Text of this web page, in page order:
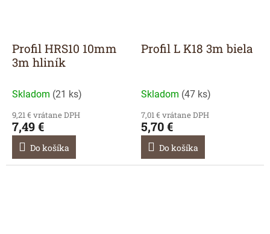
Profil HRS10 10mm
3m hliník
Skladom (21 ks)
9,21 € vrátane DPH
7,49 €
Do košíka
Profil L K18 3m biela
Skladom (47 ks)
7,01 € vrátane DPH
5,70 €
Do košíka